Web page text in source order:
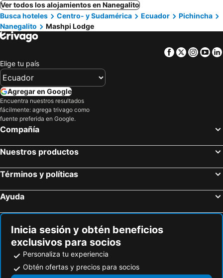
Ver todos los alojamientos en Nanegalito
Busca hoteles
Centro- y Sudamérica Ecuador
Pichincha
Nanegalito
Mashpi Lodge
Facebook
Twitter
Elige tu país
Agregar en Google
Encuentra nuestros resultados
fácilmente: agrega trivago como
fuente preferida en Google.
Compañía
Nuestros productos
Términos y políticas
Ayuda
Inicia sesión y obtén beneficios
exclusivos para socios
Personaliza tu experiencia
Obtén ofertas y precios para socios